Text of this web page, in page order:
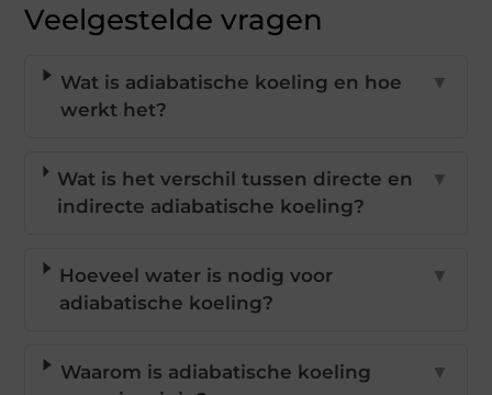
Veelgestelde vragen
Wat is adiabatische koeling en hoe
werkt het?
▼
Wat is het verschil tussen directe en
indirecte adiabatische koeling?
▼
Hoeveel water is nodig voor
adiabatische koeling?
▼
Waarom is adiabatische koeling
▼